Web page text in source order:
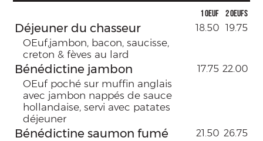
1 oeuf 2 oeufs
Déjeuner du chasseur 18.50 19.75
OEuf,jambon, bacon, saucisse,
creton & fèves au lard
Bénédictine jambon 17.75 22.00
OEuf poché sur muffin anglais
avec jambon nappés de sauce
hollandaise, servi avec patates
déjeuner
Bénédictine saumon fumé 21.50 26.75